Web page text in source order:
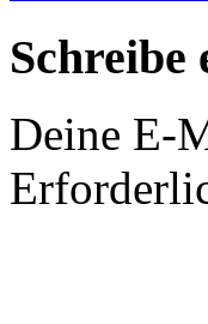
Schreibe
Deine E-